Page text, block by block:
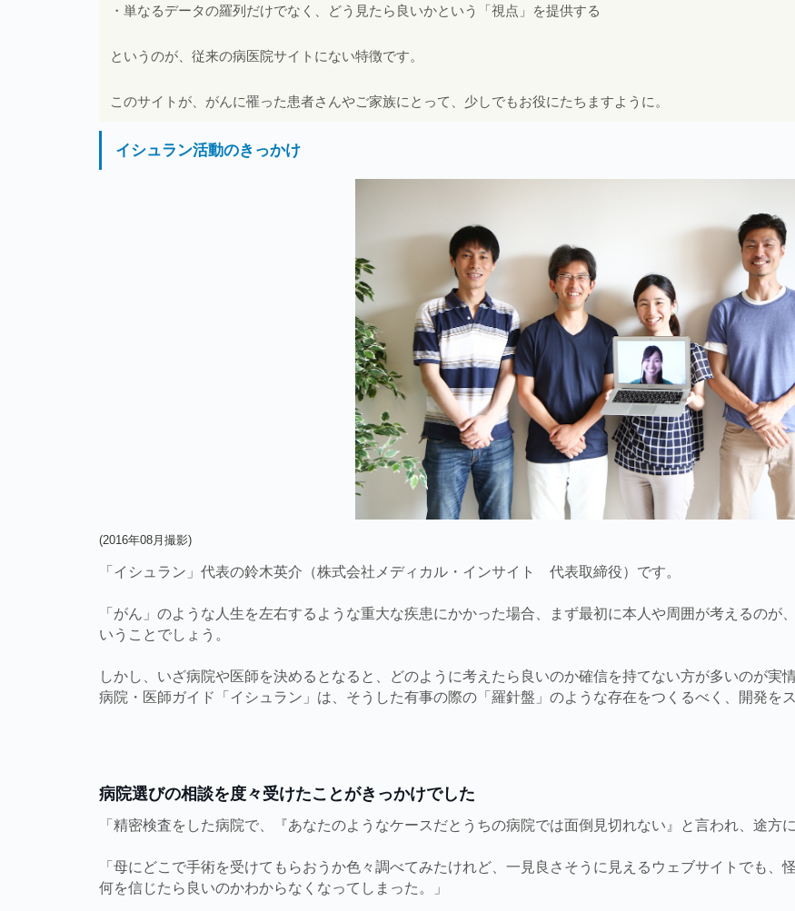
・単なるデータの羅列だけでなく、どう見たら良いかという「視点」を提供する
というのが、従来の病医院サイトにない特徴です。
このサイトが、がんに罹った患者さんやご家族にとって、少しでもお役にたちますように。
イシュラン活動のきっかけ
(2016年08月撮影)
「イシュラン」代表の鈴木英介（株式会社メディカル・インサイト 代表取締役）です。
「がん」のような人生を左右するような重大な疾患にかかった場合、まず最初に本人や周囲が考えるのが
いうことでしょう。
しかし、いざ病院や医師を決めるとなると、どのように考えたら良いのか確信を持てない方が多いのが実情
病院・医師ガイド「イシュラン」は、そうした有事の際の「羅針盤」のような存在をつくるべく、開発を
病院選びの相談を度々受けたことがきっかけでした
「精密検査をした病院で、『あなたのようなケースだとうちの病院では面倒見切れない』と言われ、途方
「母にどこで手術を受けてもらおうか色々調べてみたけれど、一見良さそうに見えるウェブサイトでも、
何を信じたら良いのかわからなくなってしまった。」